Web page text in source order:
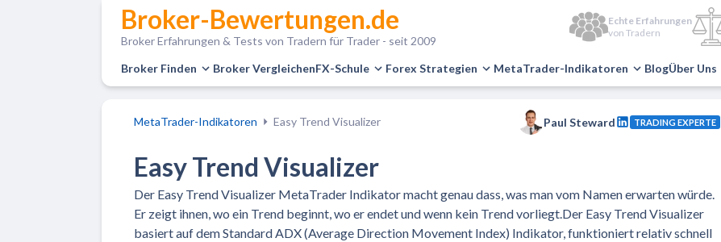
Broker-Bewertungen.de
Broker Erfahrungen & Tests von Tradern für Trader - seit 2009
Echte Erfahrungen
von Tradern
Broker Finden Broker VergleichenFX-Schule Forex Strategien MetaTrader-Indikatoren BlogÜber Uns
MetaTrader-Indikatoren Easy Trend Visualizer Paul Steward TRADING EXPERTE
Easy Trend Visualizer
Der Easy Trend Visualizer MetaTrader Indikator macht genau dass, was man vom Namen erwarten würde.
Er zeigt ihnen, wo ein Trend beginnt, wo er endet und wenn kein Trend vorliegt.Der Easy Trend Visualizer
basiert auf dem Standard ADX (Average Direction Movement Index) Indikator, funktioniert relativ schnell